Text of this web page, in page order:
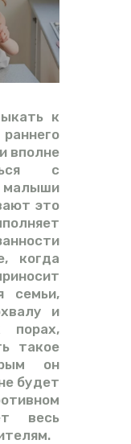
к
вполне
с
малыши
это
когда
семьи,
и
порах,
такое
он
будет
весь